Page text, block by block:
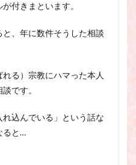
付きまといます。
、年に数件そうした相談
る）宗教にハマった本人
です。
込んでいる」という話な
ると…